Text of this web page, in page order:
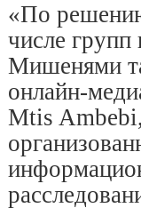
«По
числе
Мишенями
онлайн-
Mtis